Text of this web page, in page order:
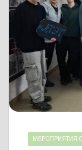
МЕРОПРИЯТИЯ